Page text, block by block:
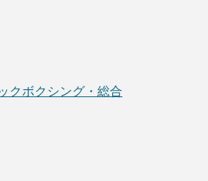
クボクシング・総合